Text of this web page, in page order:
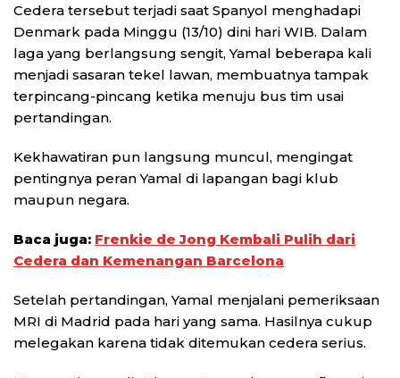
Cedera tersebut terjadi saat Spanyol menghadapi
Denmark pada Minggu (13/10) dini hari WIB. Dalam
laga yang berlangsung sengit, Yamal beberapa kali
menjadi sasaran tekel lawan, membuatnya tampak
terpincang-pincang ketika menuju bus tim usai
pertandingan.
Kekhawatiran pun langsung muncul, mengingat
pentingnya peran Yamal di lapangan bagi klub
maupun negara.
Baca juga: Frenkie de Jong Kembali Pulih dari
Cedera dan Kemenangan Barcelona
Setelah pertandingan, Yamal menjalani pemeriksaan
MRI di Madrid pada hari yang sama. Hasilnya cukup
melegakan karena tidak ditemukan cedera serius.